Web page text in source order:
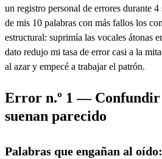
un registro personal de errores durante
de mis 10 palabras con más fallos los
estructural: suprimía las vocales átonas
dato redujo mi tasa de error casi a la
al azar y empecé a trabajar el patrón.
Error n.º 1 — Confundir
suenan parecido
Palabras que engañan al